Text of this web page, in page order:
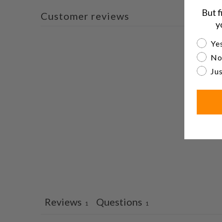
Customer reviews
Reviews 1 Questions 1
But
Are